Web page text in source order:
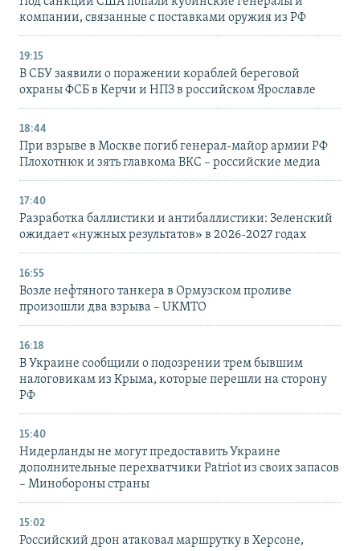
компании, связанные с поставками оружия из РФ
19:15
В СБУ заявили о поражении кораблей береговой
охраны ФСБ в Керчи и НПЗ в российском Ярославле
18:44
При взрыве в Москве погиб генерал-майор армии РФ
Плохотнюк и зять главкома ВКС – российские медиа
17:40
Разработка баллистики и антибаллистики: Зеленский
ожидает «нужных результатов» в 2026-2027 годах
16:55
Возле нефтяного танкера в Ормузском проливе
произошли два взрыва – UKMTO
16:18
В Украине сообщили о подозрении трем бывшим
налоговикам из Крыма, которые перешли на сторону
РФ
15:40
Нидерланды не могут предоставить Украине
дополнительные перехватчики Patriot из своих запасов
– Минобороны страны
15:02
Российский дрон атаковал маршрутку в Херсоне,